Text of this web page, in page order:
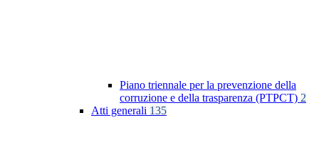
Piano triennale per la prevenzione della
corruzione e della trasparenza (PTPCT) 2
Atti generali 135